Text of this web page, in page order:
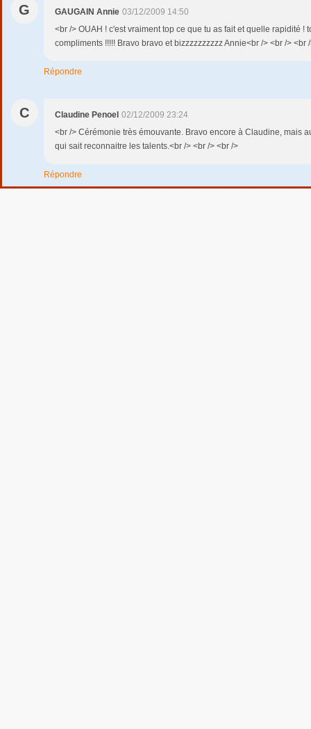
G GAUGAIN Annie 03/12/2009 14:50
<br /> OUAH ! c'est vraiment top ce que tu as fait et quelle rapidité !
compliments !!!!! Bravo bravo et bizzzzzzzzzz Annie<br /> <br /> <br
Répondre
C Claudine Penoel 02/12/2009 23:24
<br /> Cérémonie très émouvante. Bravo encore à Claudine, mais
qui sait reconnaitre les talents.<br /> <br /> <br />
Répondre